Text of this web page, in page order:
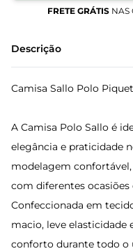
FRETE GRÁTISNAS
Descrição
Camisa Sallo Polo Piquet
A Camisa Polo Sallo é
elegância e praticidade
modelagem
com diferentes ocasiões
Confeccionada em
macio, leve elasticidade
conforto durante todo o